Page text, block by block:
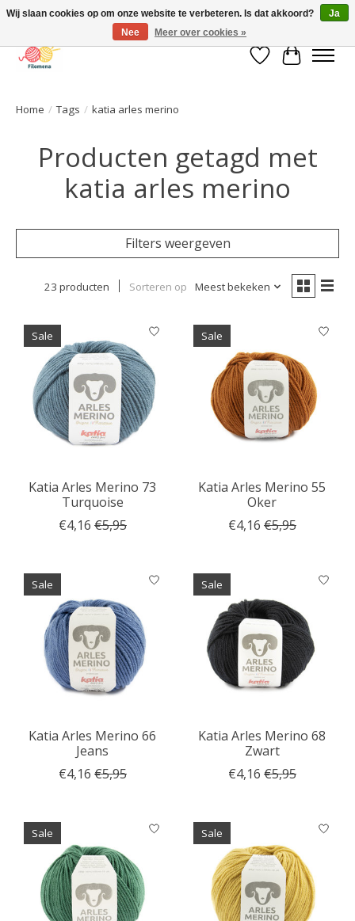
Verlanglijst
Home / Tags / katia arles merino
Producten getagd met
katia arles merino
Filters weergeven
23 producten Sorteren op Meest bekeken
Sale
Katia Arles Merino 73
Turquoise
€4,16 €5,95
Sale
Katia Arles Merino 55
Oker
€4,16 €5,95
Sale
Katia Arles Merino 66
Jeans
€4,16 €5,95
Sale
Katia Arles Merino 68
Zwart
€4,16 €5,95
Sale Sale
Wij slaan cookies op om onze website te verbeteren. Is dat akkoord?
Ja
Nee
Meer over cookies »